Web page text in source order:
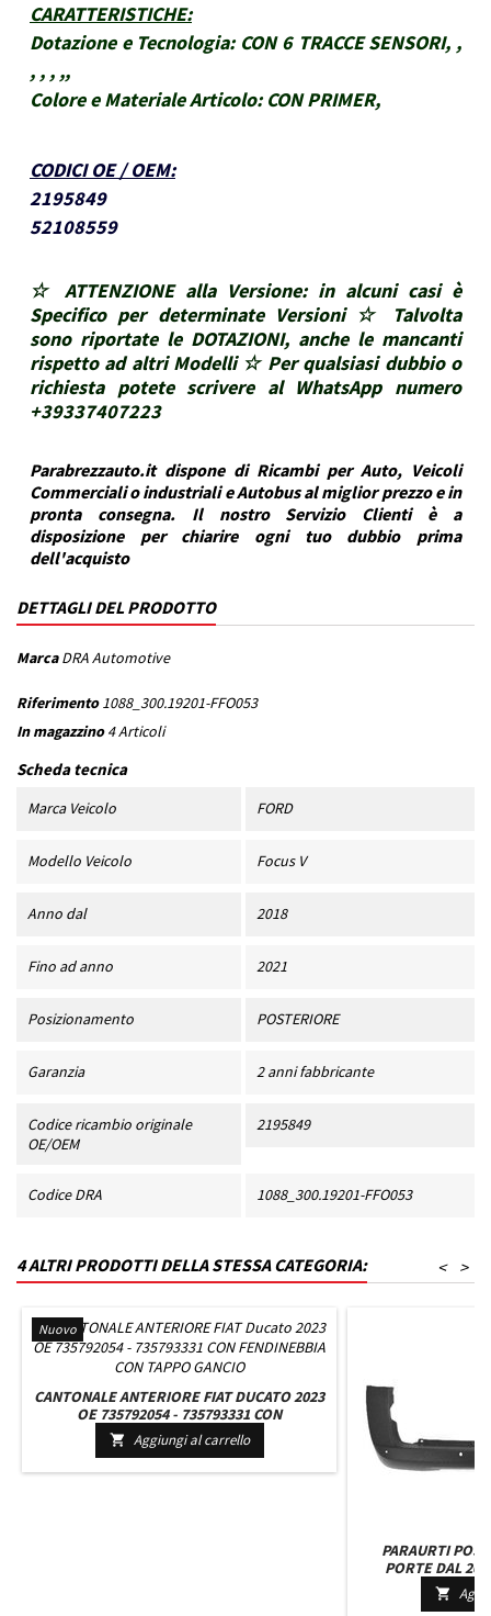
CARATTERISTICHE:
Dotazione e Tecnologia: CON 6 TRACCE SENSORI, ,
, , , ,,
Colore e Materiale Articolo: CON PRIMER,
CODICI OE / OEM:
2195849
52108559
☆ ATTENZIONE alla Versione: in alcuni casi è
Specifico per determinate Versioni ☆ Talvolta
sono riportate le DOTAZIONI, anche le mancanti
rispetto ad altri Modelli ☆ Per qualsiasi dubbio o
richiesta potete scrivere al WhatsApp numero
+39337407223
Parabrezzauto.it dispone di Ricambi per Auto, Veicoli
Commerciali o industriali e Autobus al miglior prezzo e in
pronta consegna. Il nostro Servizio Clienti è a
disposizione per chiarire ogni tuo dubbio prima
dell'acquisto
DETTAGLI DEL PRODOTTO
Marca DRA Automotive
Riferimento 1088_300.19201-FFO053
In magazzino 4 Articoli
Scheda tecnica
Marca Veicolo FORD
Modello Veicolo Focus V
Anno dal 2018
Fino ad anno 2021
Posizionamento POSTERIORE
Garanzia 2 anni fabbricante
Codice ricambio originale
OE/OEM
2195849
Codice DRA 1088_300.19201-FFO053
4 ALTRI PRODOTTI DELLA STESSA CATEGORIA: >
<
Nuovo
CANTONALE ANTERIORE FIAT DUCATO 2023
OE 735792054 - 735793331 CON
FENDINEBBIA CON TAPPO GANCIO
 Aggiungi al carrello
PARAURTI
PORTE DAL
